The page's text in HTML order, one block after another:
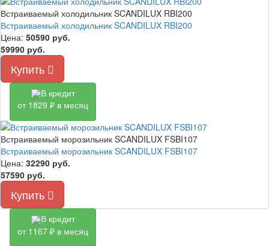
Встраиваемый холодильник SCANDILUX RBI200
Встраиваемый холодильник SCANDILUX RBI200
Цена: 50590 руб.
59990 руб.
Купить
В кредит
от 1829 ₽ в месяц
Встраиваемый морозильник SCANDILUX FSBI107
Встраиваемый морозильник SCANDILUX FSBI107
Цена: 32290 руб.
57590 руб.
Купить
В кредит
от 1167 ₽ в месяц